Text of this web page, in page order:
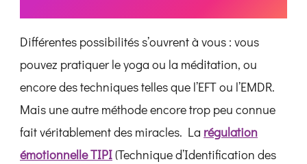
Différentes possibilités s’ouvrent à vous : vous
pouvez pratiquer le yoga ou la méditation, ou
encore des techniques telles que l’EFT ou l’EMDR.
Mais une autre méthode encore trop peu connue
fait véritablement des miracles. La régulation
émotionnelle TIPI(Technique d’Identification des